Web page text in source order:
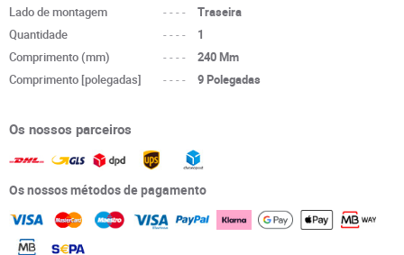
Lado de montagem ----
Traseira
Quantidade
----
1
Comprimento (mm)
----
240 Mm
Comprimento [polegadas]
---- 9 Polegadas
Os nossos parceiros
Os nossos métodos de pagamento